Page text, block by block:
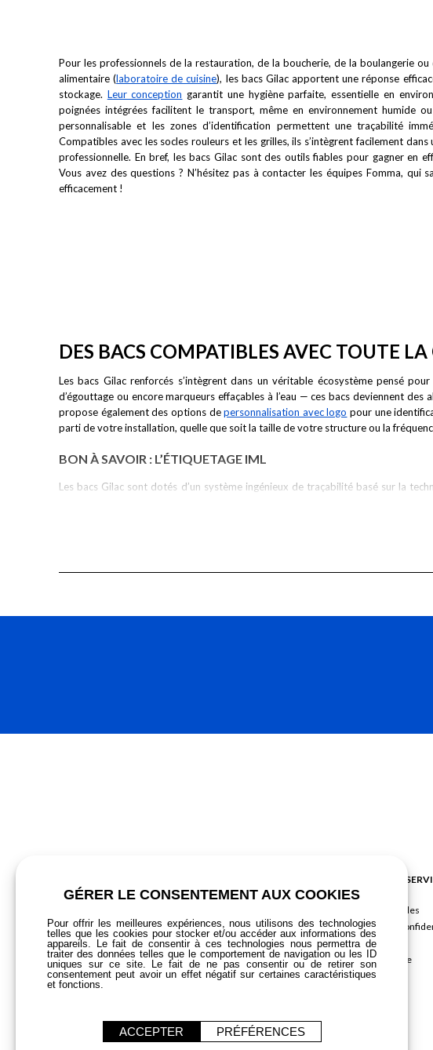
Pour les professionnels de la restauration, de la boucherie, de la boulangerie
alimentaire (laboratoire de cuisine), les bacs Gilac apportent une réponse
stockage. Leur conception garantit une hygiène parfaite, essentielle en
poignées intégrées facilitent le transport, même en environnement humide
personnalisable et les zones d’identification permettent une traçabilité
Compatibles avec les socles rouleurs et les grilles, ils s’intègrent facilement dans
professionnelle. En bref, les bacs Gilac sont des outils fiables pour gagner en
Vous avez des questions ? N’hésitez pas à contacter les équipes Fomma, qui
efficacement !
DES BACS COMPATIBLES AVEC TOUTE
Les bacs Gilac renforcés s’intègrent dans un véritable écosystème pensé
d’égouttage ou encore marqueurs effaçables à l’eau — ces bacs deviennent
propose également des options depersonnalisation avec logo pour une
parti de votre installation, quelle que soit la taille de votre structure ou la
BON À SAVOIR : L’ÉTIQUETAGE IML
Les bacs Gilac sont dotés d’un système ingénieux de traçabilité basé sur la
un simple marqueur effaçable à l’eau, vous mettez à jour vos informations sans
En choisissant les bacs Gilac, vous optez pour un équipement fiable, durable et
est une marque française reconnue dans le
, le stockage, le transport et la préparation.
également dans la conception et la réalisation complète de votre cuisine
votre espace et sélectionne les équipements les plus adaptés pour garantir
d’une nouvelle cuisine ou la restructuration d’un espace existant, nous vous
153 Bd Gabriel Péri
92420 MALAKOFF
E-mail :info@fomma.net
Demander un devisL'esprit FOMMA
Espace presse
Blog
POUR VOUS
CGV
Mentions légales
Politique de
RGPD
Nous rejoindre
PARTENAIRE GIF
Leader européen en installation et maintenance de cuisines
GÉRER LE CONSENTEMENT AUX COOKIES
Pour offrir les meilleures expériences, nous utilisons des technologies
telles que les cookies pour stocker et/ou accéder aux informations des
appareils. Le fait de consentir à ces technologies nous permettra de
traiter des données telles que le comportement de navigation ou les ID
uniques sur ce site. Le fait de ne pas consentir ou de retirer son
consentement peut avoir un effet négatif sur certaines caractéristiques
et fonctions.
ACCEPTER PRÉFÉRENCES